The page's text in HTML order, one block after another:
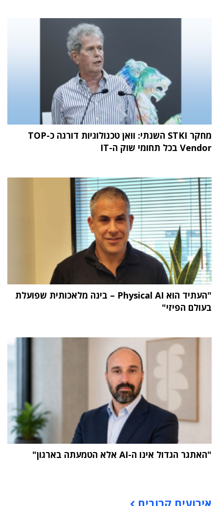
מחקר STKI השנתי: וואן טכנולוגיות דורגה כ-TOP
Vendor בכל תחומי שוק ה-IT
"העתיד הוא Physical AI – בינה מלאכותית שפועלת
בעולם הפיזי"
"האתגר הגדול אינו ה-AI אלא הטמעתה בארגון"
אירועים קרובים